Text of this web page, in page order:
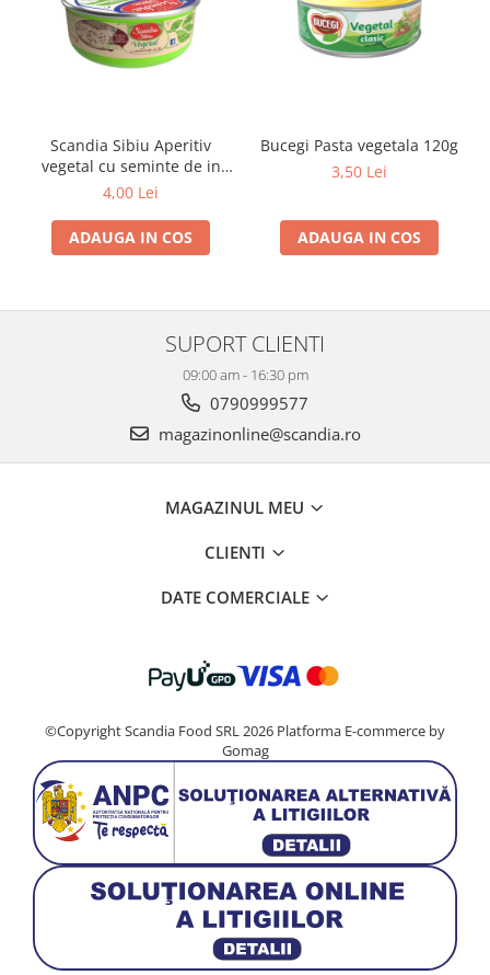
Scandia Sibiu Aperitiv
vegetal cu seminte de in
120g
4,00 Lei
ADAUGA IN COS
Bucegi Pasta vegetala 120g
3,50 Lei
ADAUGA IN COS
SUPORT CLIENTI
09:00 am - 16:30 pm
0790999577
magazinonline@scandia.ro
MAGAZINUL MEU
CLIENTI
DATE COMERCIALE
©Copyright Scandia Food SRL 2026 Platforma E-commerce by
Gomag